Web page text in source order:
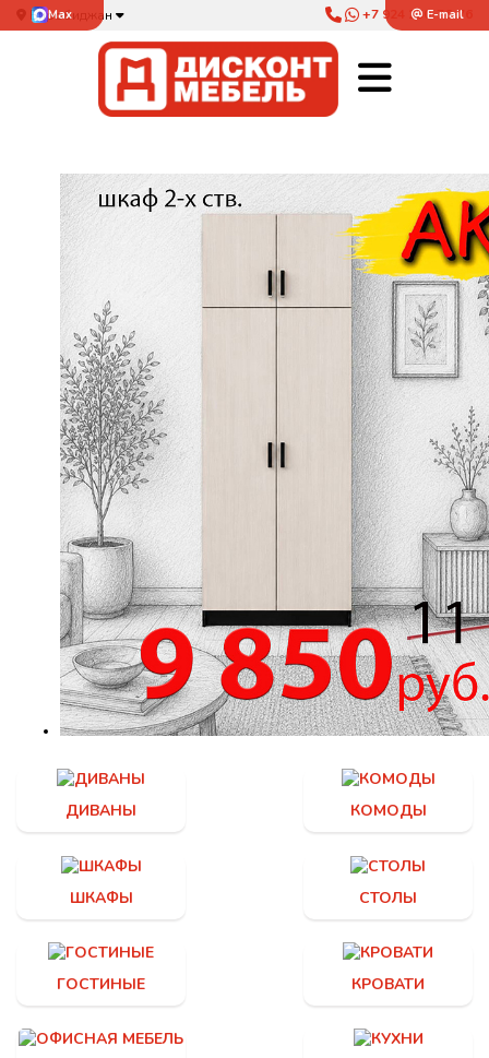
Биробиджан +7 924 250-76-76
Max E-mail
ДИВАНЫ КОМОДЫ
ШКАФЫ СТОЛЫ
ГОСТИНЫЕ КРОВАТИ